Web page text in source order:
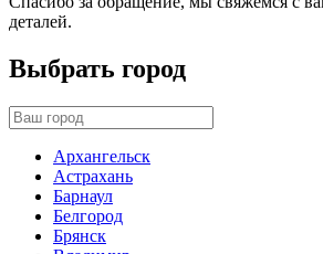
деталей.
Выбрать город
Архангельск
Астрахань
Барнаул
Белгород
Брянск